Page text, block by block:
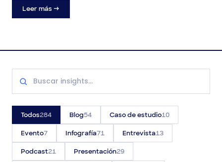
Todos 284 Blog 54 Caso de estudio10
Evento 7 Infografía 71 Entrevista